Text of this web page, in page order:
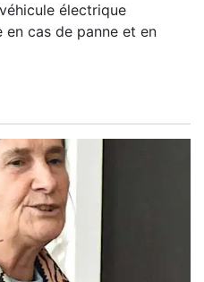
électrique
cas de panne et en